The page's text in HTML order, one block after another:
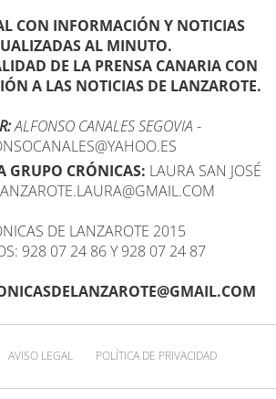
CON INFORMACIÓN Y NOTICIAS
AL MINUTO.
DE LA PRENSA CANARIA CON
A LAS NOTICIAS DE LANZAROTE.
ALFONSO CANALES SEGOVIA -
GRUPO CRÓNICAS: LAURA SAN JOSÉ
DE LANZAROTE 2015
928 07 24 86 Y 928 07 24 87
AVISO LEGAL POLÍTICA DE PRIVACIDAD